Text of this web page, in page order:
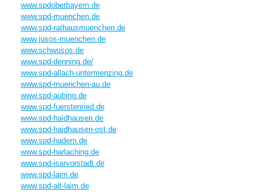
www.spdoberbayern.de
www.spd-muenchen.de
www.spd-rathausmuenchen.de
www.jusos-muenchen.de
www.schwusos.de
www.spd-denning.de/
www.spd-allach-untermenzing.de
www.spd-muenchen-au.de
www.spd-aubing.de
www.spd-fuerstenried.de
www.spd-haidhausen.de
www.spd-haidhausen-ost.de
www.spd-hadern.de
www.spd-harlaching.de
www.spd-isarvorstadt.de
www.spd-laim.de
www.spd-alt-laim.de